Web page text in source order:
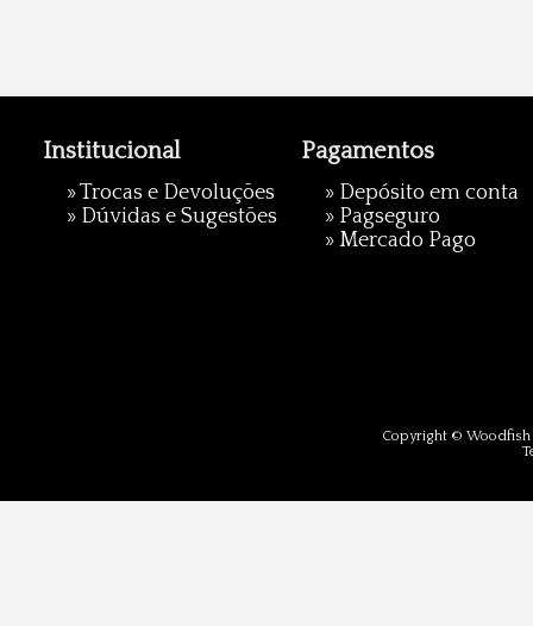
Institucional
»Trocas e Devoluções
» Dúvidas e Sugestões
Pagamentos
» Depósito em conta
» Pagseguro
» Mercado Pago
Copyright © Woodfish